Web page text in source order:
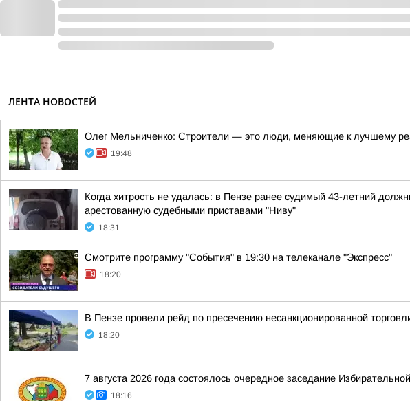
ЛЕНТА НОВОСТЕЙ
Олег Мельниченко: Строители — это люди, меняющие к лучшему
19:48
Когда хитрость не удалась: в Пензе ранее судимый 43-летний
арестованную судебными приставами "Ниву"
18:31
Смотрите программу "События" в 19:30 на телеканале "Экспресс"
18:20
В Пензе провели рейд по пресечению несанкционированной
18:20
7 августа 2026 года состоялось очередное заседание
18:16